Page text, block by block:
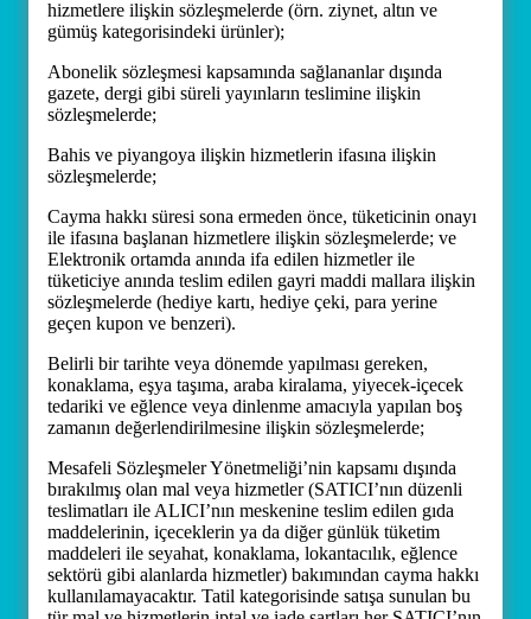
hizmetlere ilişkin sözleşmelerde (örn. ziynet, altın ve
gümüş kategorisindeki ürünler);
Abonelik sözleşmesi kapsamında sağlananlar dışında
gazete, dergi gibi süreli yayınların teslimine ilişkin
sözleşmelerde;
Bahis ve piyangoya ilişkin hizmetlerin ifasına ilişkin
sözleşmelerde;
Cayma hakkı süresi sona ermeden önce, tüketicinin onayı
ile ifasına başlanan hizmetlere ilişkin sözleşmelerde; ve
Elektronik ortamda anında ifa edilen hizmetler ile
tüketiciye anında teslim edilen gayri maddi mallara ilişkin
sözleşmelerde (hediye kartı, hediye çeki, para yerine
geçen kupon ve benzeri).
Belirli bir tarihte veya dönemde yapılması gereken,
konaklama, eşya taşıma, araba kiralama, yiyecek-içecek
tedariki ve eğlence veya dinlenme amacıyla yapılan boş
zamanın değerlendirilmesine ilişkin sözleşmelerde;
Mesafeli Sözleşmeler Yönetmeliği’nin kapsamı dışında
bırakılmış olan mal veya hizmetler (SATICI’nın düzenli
teslimatları ile ALICI’nın meskenine teslim edilen gıda
maddelerinin, içeceklerin ya da diğer günlük tüketim
maddeleri ile seyahat, konaklama, lokantacılık, eğlence
sektörü gibi alanlarda hizmetler) bakımından cayma hakkı
kullanılamayacaktır. Tatil kategorisinde satışa sunulan bu